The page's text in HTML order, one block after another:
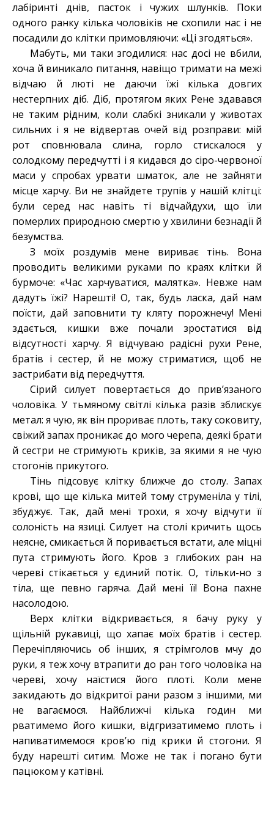
лабіринті днів, пасток і чужих шлунків. Поки
одного ранку кілька чоловіків не схопили нас і не
посадили до клітки примовляючи: «Ці згодяться».
Мабуть, ми таки згодилися: нас досі не вбили,
хоча й виникало питання, навіщо тримати на межі
відчаю й люті не даючи їжі кілька довгих
нестерпних діб. Діб, протягом яких Рене здавався
не таким рідним, коли слабкі зникали у животах
сильних і я не відвертав очей від розправи: мій
рот сповнювала слина, горло стискалося у
солодкому передчутті і я кидався до сіро-червоної
маси у спробах урвати шматок, але не зайняти
місце харчу. Ви не знайдете трупів у нашій клітці:
були серед нас навіть ті відчайдухи, що їли
померлих природною смертю у хвилини безнадії й
безумства.
З моїх роздумів мене вириває тінь. Вона
проводить великими руками по краях клітки й
бурмоче: «Час харчуватися, малятка». Невже нам
дадуть їжі? Нарешті! О, так, будь ласка, дай нам
поїсти, дай заповнити ту кляту порожнечу! Мені
здається, кишки вже почали зростатися від
відсутності харчу. Я відчуваю радісні рухи Рене,
братів і сестер, й не можу стриматися, щоб не
застрибати від передчуття.
Сірий силует повертається до прив’язаного
чоловіка. У тьмяному світлі кілька разів зблискує
метал: я чую, як він прориває плоть, таку соковиту,
свіжий запах проникає до мого черепа, деякі брати
й сестри не стримують криків, за якими я не чую
стогонів прикутого.
Тінь підсовує клітку ближче до столу. Запах
крові, що ще кілька митей тому струменіла у тілі,
збуджує. Так, дай мені трохи, я хочу відчути її
солоність на язиці. Силует на столі кричить щось
неясне, смикається й поривається встати, але міцні
пута стримують його. Кров з глибоких ран на
череві стікається у єдиний потік. О, тільки-но з
тіла, ще певно гаряча. Дай мені її! Вона пахне
насолодою.
Верх клітки відкривається, я бачу руку у
щільній рукавиці, що хапає моїх братів і сестер.
Перечіпляючись об інших, я стрімголов мчу до
руки, я теж хочу втрапити до ран того чоловіка на
череві, хочу наїстися його плоті. Коли мене
закидають до відкритої рани разом з іншими, ми
не вагаємося. Найближчі кілька годин ми
рватимемо його кишки, відгризатимемо плоть і
напиватимемося кров’ю під крики й стогони. Я
буду нарешті ситим. Може не так і погано бути
пацюком у катівні.